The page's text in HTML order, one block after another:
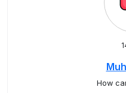
How